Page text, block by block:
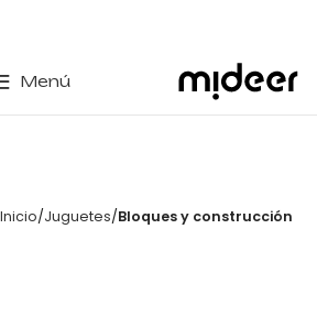
Menú
Inicio Juguetes Bloques y construcción